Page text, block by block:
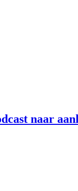
naar